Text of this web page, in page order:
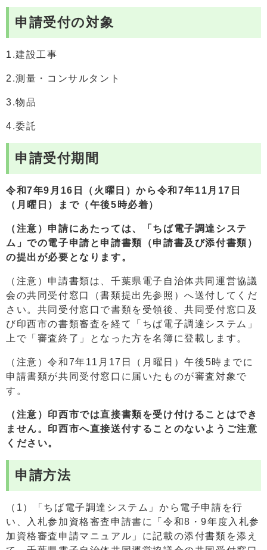
申請受付の対象
1.建設工事
2.測量・コンサルタント
3.物品
4.委託
申請受付期間
令和7年9月16日（火曜日）から令和7年11月17日
（月曜日）まで（午後5時必着）
（注意）申請にあたっては、「ちば電子調達システ
ム」での電子申請と申請書類（申請書及び添付書類）
の提出が必要となります。
（注意）申請書類は、千葉県電子自治体共同運営協議
会の共同受付窓口（書類提出先参照）へ送付してくだ
さい。共同受付窓口で書類を受領後、共同受付窓口及
び印西市の書類審査を経て「ちば電子調達システム」
上で「審査終了」となった方を名簿に登載します。
（注意）令和7年11月17日（月曜日）午後5時までに
申請書類が共同受付窓口に届いたものが審査対象で
す。
（注意）印西市では直接書類を受け付けることはでき
ません。印西市へ直接送付することのないようご注意
ください。
申請方法
（1）「ちば電子調達システム」から電子申請を行
い、入札参加資格審査申請書に「令和8・9年度入札参
加資格審査申請マニュアル」に記載の添付書類を添え